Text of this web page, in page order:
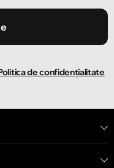
de confidențialitate